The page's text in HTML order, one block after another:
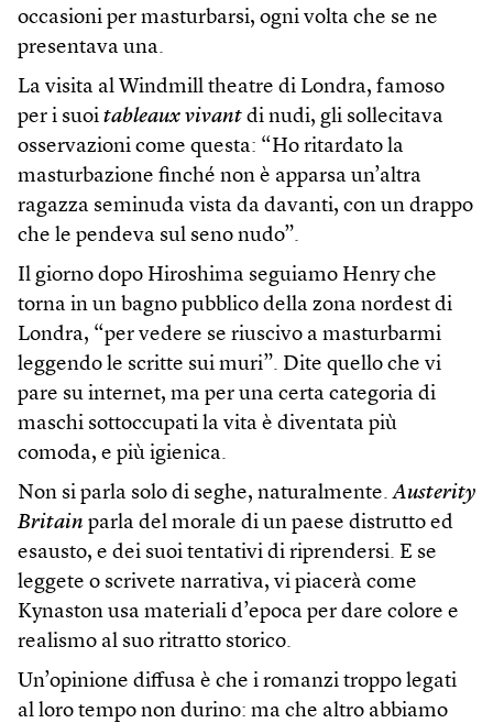
occasioni per masturbarsi, ogni volta che se ne
presentava una.
La visita al Windmill theatre di Londra, famoso
per i suoi tableaux vivant di nudi, gli sollecitava
osservazioni come questa: “Ho ritardato la
masturbazione finché non è apparsa un’altra
ragazza seminuda vista da davanti, con un drappo
che le pendeva sul seno nudo”.
Il giorno dopo Hiroshima seguiamo Henry che
torna in un bagno pubblico della zona nordest di
Londra, “per vedere se riuscivo a masturbarmi
leggendo le scritte sui muri”. Dite quello che vi
pare su internet, ma per una certa categoria di
maschi sottoccupati la vita è diventata più
comoda, e più igienica.
Non si parla solo di seghe, naturalmente.Austerity
Britain parla del morale di un paese distrutto ed
esausto, e dei suoi tentativi di riprendersi. E se
leggete o scrivete narrativa, vi piacerà come
Kynaston usa materiali d’epoca per dare colore e
realismo al suo ritratto storico.
Un’opinione diffusa è che i romanzi troppo legati
al loro tempo non durino: ma che altro abbiamo